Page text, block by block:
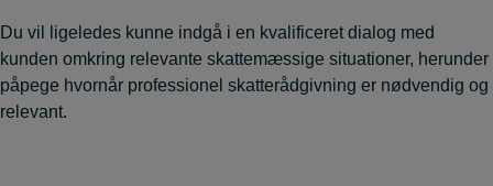
Du vil ligeledes kunne indgå i en kvalificeret dialog med
kunden omkring relevante skattemæssige situationer, herunder
påpege hvornår professionel skatterådgivning er nødvendig og
relevant.